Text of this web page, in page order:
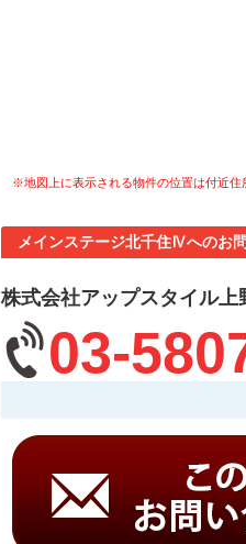
※地図上に表示される物件の位置は付近住
メインステージ北千住Ⅳへのお
株式会社アップスタイル上
03-